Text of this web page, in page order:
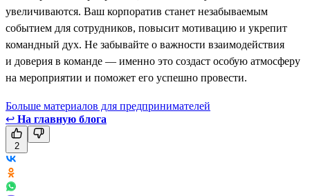
увеличиваются. Ваш корпоратив станет незабываемым
событием для сотрудников, повысит мотивацию и укрепит
командный дух. Не забывайте о важности взаимодействия
и доверия в команде — именно это создаст особую атмосферу
на мероприятии и поможет его успешно провести.
Больше материалов для предпринимателей
↩ На главную блога
2